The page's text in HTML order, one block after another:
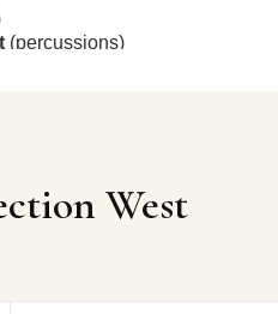
(percussions)
: Thierry Grimbard
Vence).
(photo de famille)
West